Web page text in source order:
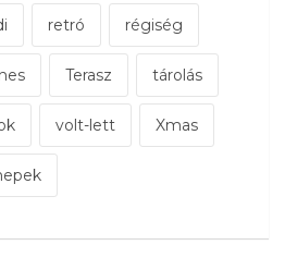
retró régiség
Terasz tárolás
volt-lett Xmas